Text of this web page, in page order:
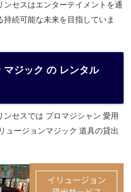
ンセスはエンターテイメントを通
持続可能な未来を目指していま
マジック の レンタル
セスでは プロマジシャン 愛用
ュージョンマジック 道具の貸出